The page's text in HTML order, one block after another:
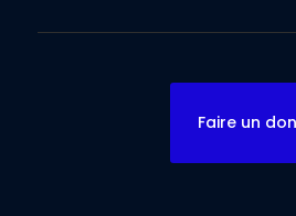
Faire un don